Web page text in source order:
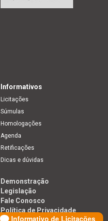
Informativo de Licitações
Informativos
Licitações
Súmulas
Homologações
Agenda
Retificações
Dicas e dúvidas
Demonstração
Legislação
Fale Conosco
Política de Privacidade